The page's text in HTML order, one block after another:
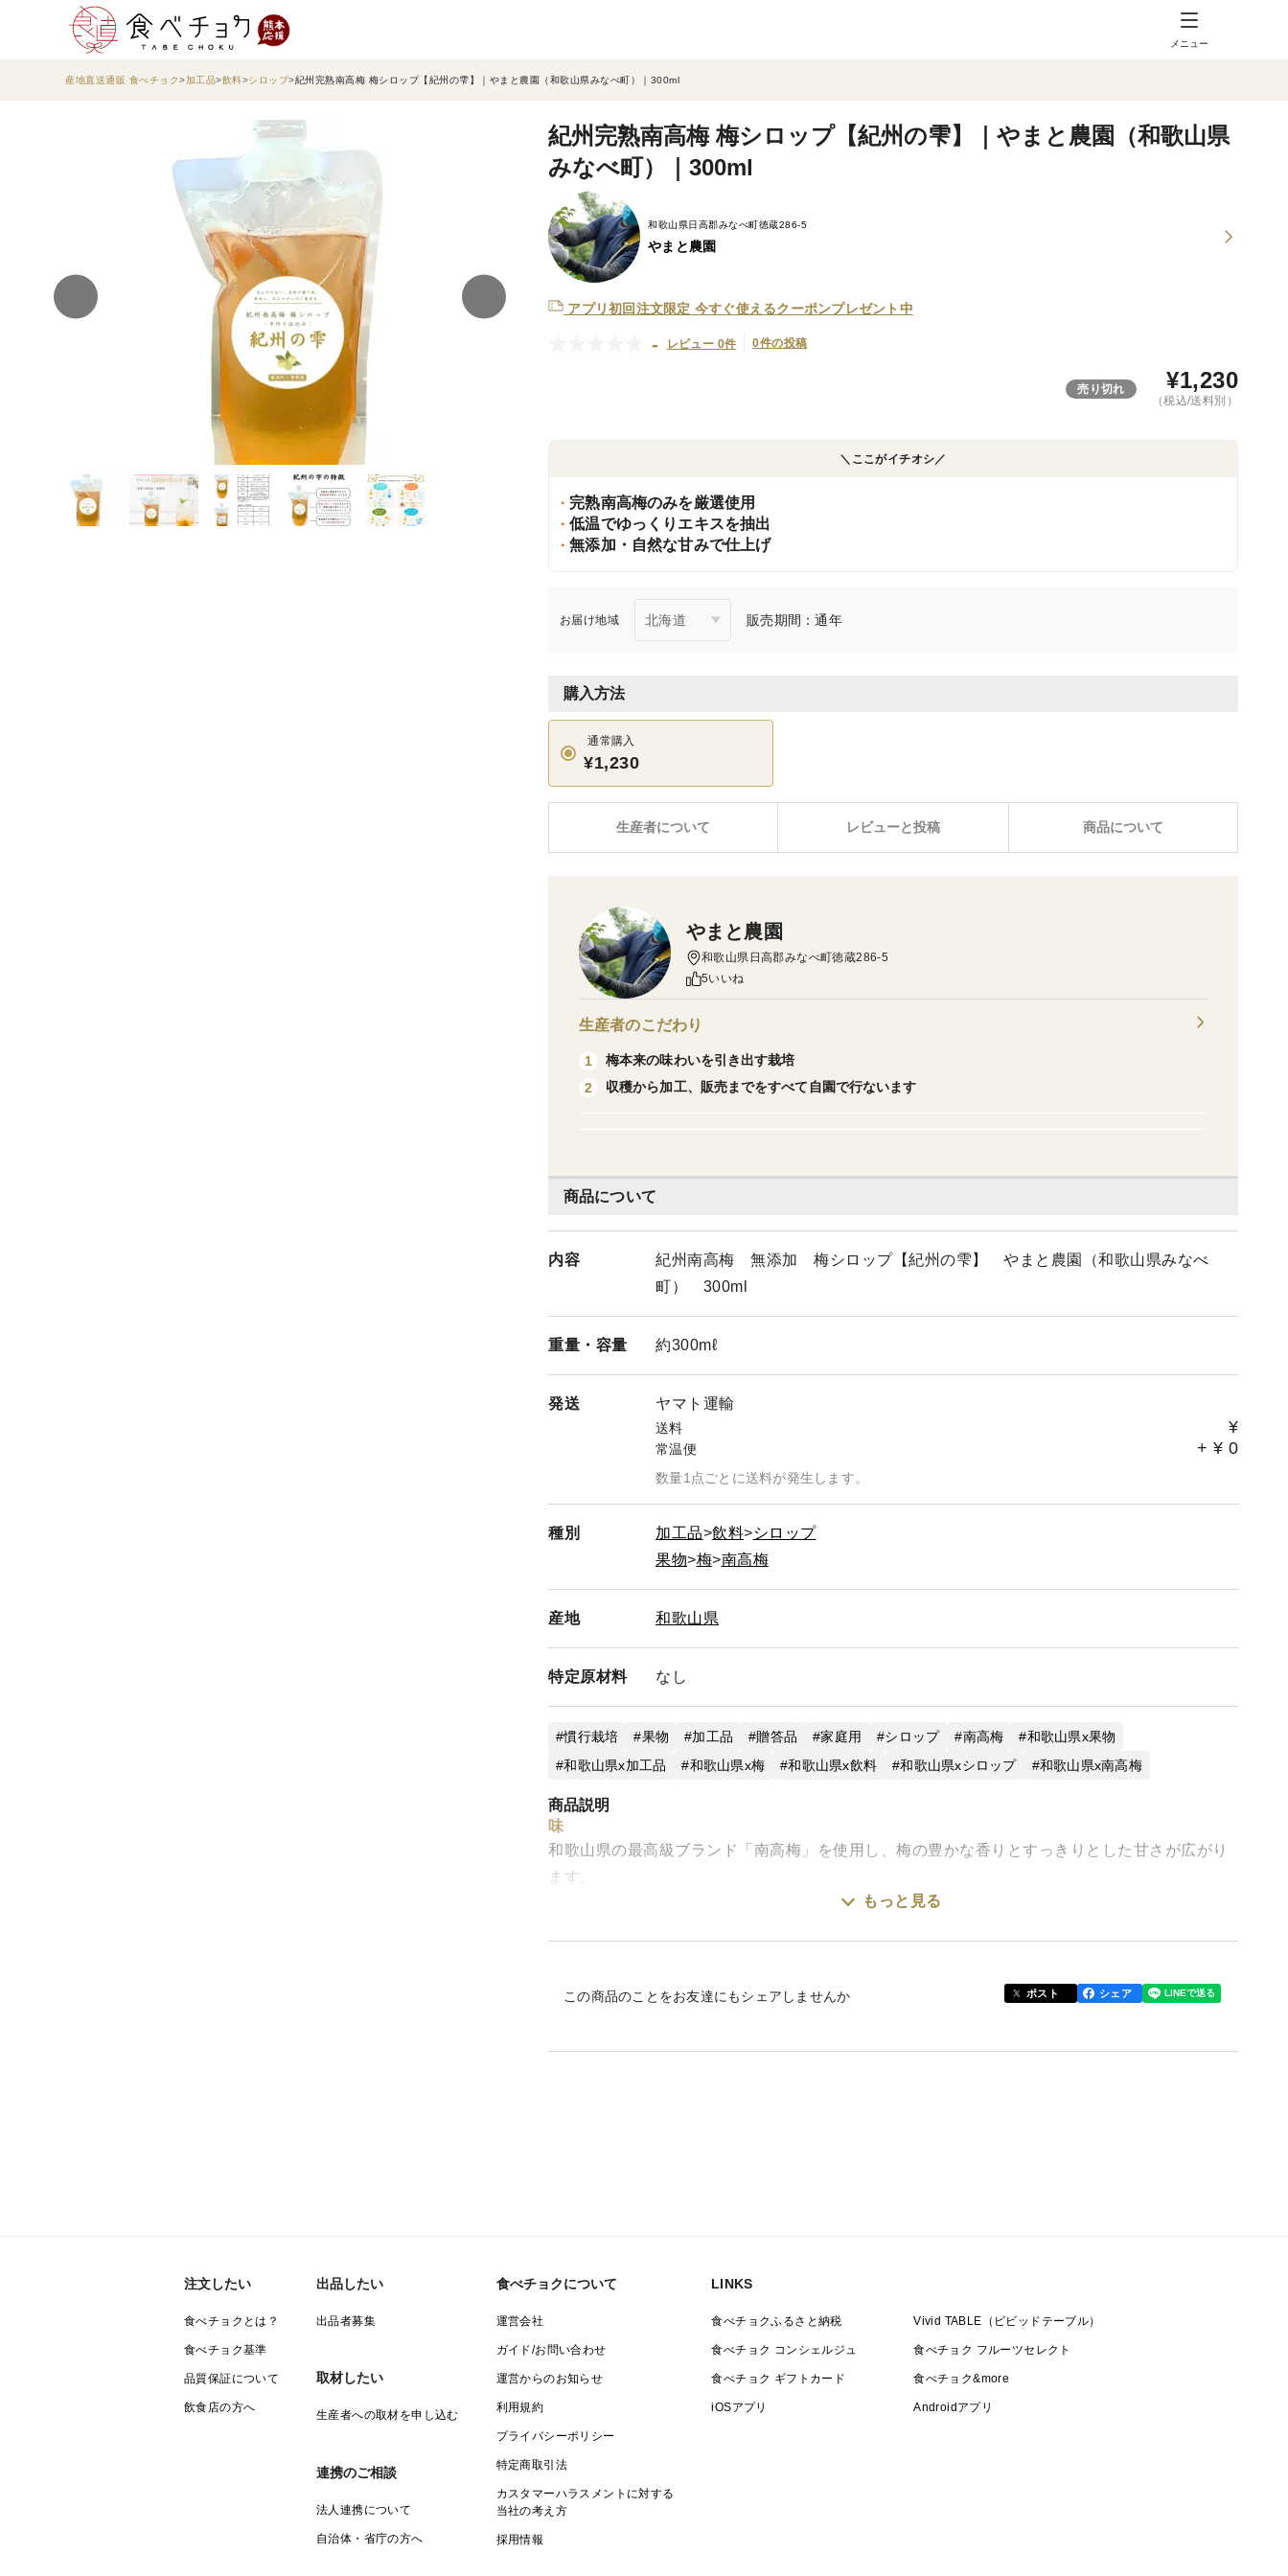
メニュー
産地直送通販 食べチョク 加工品 飲料 シロップ 紀州完熟南高梅 梅シロップ【紀州の雫】｜やまと農園（和歌山県みなべ町）｜300ml
紀州完熟南高梅 梅シロップ【紀州の雫】｜やまと農園（和歌山県
みなべ町）｜300ml
和歌山県日高郡みなべ町徳蔵286-5
やまと農園
アプリ初回注文限定 今すぐ使えるクーポンプレゼント中
- レビュー 0件 0件の投稿
売り切れ ¥1,230
（税込/送料別）
＼ここがイチオシ／
完熟南高梅のみを厳選使用
低温でゆっくりエキスを抽出
無添加・自然な甘みで仕上げ
お届け地域 販売期間：通年
購入方法
通常購入
¥1,230
レビューと投稿 商品について
生産者について
商品について
内容
紀州南高梅 無添加 梅シロップ【紀州の雫】 やまと農園（和歌山県みなべ
町） 300ml
重量・ 容量 約300mℓ
発送 ヤマト運輸
送料 ¥
常温便 + ¥ 0
数量1点ごとに送料が発生します。
種別 加工品 飲料
シロップ
果物
梅 南高梅
産地 和歌山県
特定原材料 なし
慣行栽培 果物 加工品 贈答品 家庭用 シロップ 南高梅
和歌山県x果物
和歌山県x加工品
和歌山県x梅 和歌山県x飲料 和歌山県xシロップ 和歌山県x南高梅
商品説明
味
和歌山県の最高級ブランド「南高梅」を使用し、梅の豊かな香りとすっきりとした甘さが広がり
ます。
でいただけます。
産地の特徴
「南高梅（なんこううめ）」は、和歌山県を代表する高級梅の品種であり、その品質の高さから
全国の梅の中でも最高級と称される存在です。
これにより、甘みと酸味のバランスが絶妙な、まろやかで奥深い味わいが実現されます。
もっと見る
この商品のことをお友達にもシェアしませんか ポスト シェア
やまと農園
和歌山県日高郡みなべ町徳蔵286-5
5いいね
生産者のこだわり
1
梅本来の味わいを引き出す栽培
2
収穫から加工、販売までをすべて自園で行ないます
注文したい
食べチョクとは？
食べチョク基準
品質保証について
飲食店の方へ
出品したい
出品者募集
取材したい
生産者への取材を申し込む
連携のご相談
法人連携について
自治体・省庁の方へ
食べチョクについて
運営会社
ガイド/お問い合わせ
運営からのお知らせ
利用規約
プライバシーポリシー
特定商取引法
カスタマーハラスメントに対する
当社の考え方
採用情報
LINKS
食べチョクふるさと納税 Vivid TABLE（ビビッドテーブル）
食べチョク コンシェルジュ 食べチョク フルーツセレクト
食べチョク ギフトカード 食べチョク&more
iOSアプリ Androidアプリ